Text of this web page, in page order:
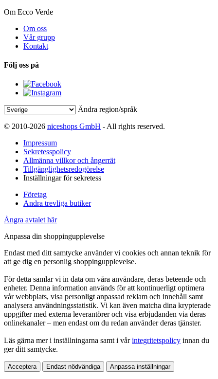
Om Ecco Verde
Om oss
Vår grupp
Kontakt
Följ oss på
Ändra region/språk
© 2010-2026 niceshops GmbH - All rights reserved.
Impressum
Sekretesspolicy
Allmänna villkor och ångerrät
Tillgänglighetsredogörelse
Inställningar för sekretess
Företag
Andra trevliga butiker
Ångra avtalet här
Anpassa din shoppingupplevelse
Endast med ditt samtycke använder vi cookies och annan teknik för
att ge dig en personlig shoppingupplevelse.
För detta samlar vi in data om våra användare, deras beteende och
enheter. Denna information används för att kontinuerligt optimera
vår webbplats, visa personligt anpassad reklam och innehåll samt
analysera användningsstatistik. Vi kan även matcha dina krypterade
uppgifter med externa leverantörer och visa erbjudanden via deras
onlinekanaler – men endast om du redan använder deras tjänster.
Läs gärna mer i inställningarna samt i vårintegritetspolicy innan du
ger ditt samtycke.
Acceptera Endast nödvändiga Anpassa inställningar